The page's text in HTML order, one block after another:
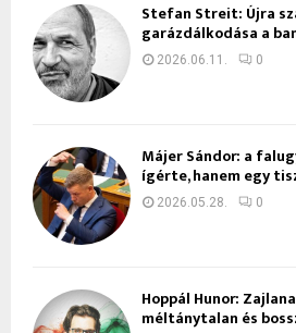
Stefan Streit: Újra
garázdálkodása a
2026.06.11. 0
Májer Sándor: a
ígérte, hanem egy
2026.05.28. 0
Hoppál Hunor:
méltánytalan és